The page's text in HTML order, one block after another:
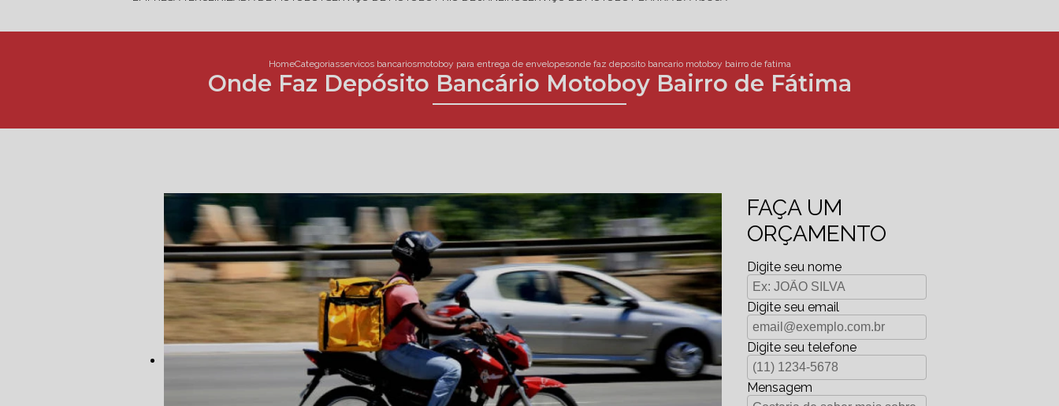
HomeCategoriasservicos bancariosmotoboy para entrega de envelopesonde faz deposito bancario motoboy bairro de fatima
Onde Faz Depósito Bancário Motoboy Bairro de Fátima
FAÇA UM
ORÇAMENTO
Digite seu nome
Digite seu email
Digite seu telefone
Mensagem